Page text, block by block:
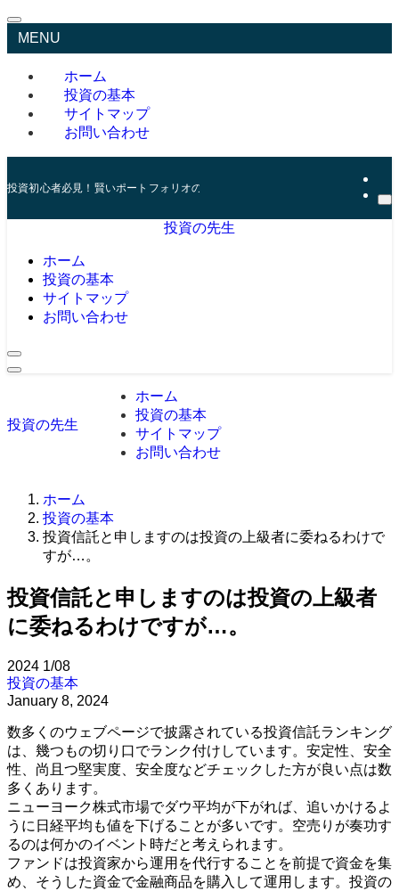
MENU
ホーム
投資の基本
サイトマップ
お問い合わせ
投資初心者必見！賢いポートフォリオの組み方とリスク管理の秘訣
投資の先生
ホーム
投資の基本
サイトマップ
お問い合わせ
投資の先生
ホーム
投資の基本
サイトマップ
お問い合わせ
ホーム
投資の基本
投資信託と申しますのは投資の上級者に委ねるわけで
すが…。
投資信託と申しますのは投資の上級者
に委ねるわけですが…。
2024 1/08
投資の基本
January 8, 2024
数多くのウェブページで披露されている投資信託ランキング
は、幾つもの切り口でランク付けしています。安定性、安全
性、尚且つ堅実度、安全度などチェックした方が良い点は数
多くあります。
ニューヨーク株式市場でダウ平均が下がれば、追いかけるよ
うに日経平均も値を下げることが多いです。空売りが奏功す
るのは何かのイベント時だと考えられます。
ファンドは投資家から運用を代行することを前提で資金を集
め、そうした資金で金融商品を購入して運用します。投資の